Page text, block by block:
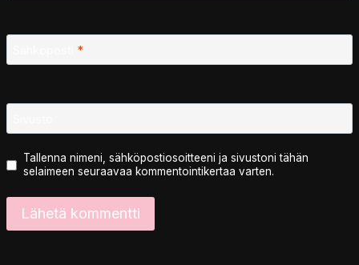
*
Tallenna nimeni, sähköpostiosoitteeni ja sivustoni tähän
selaimeen seuraavaa kommentointikertaa varten.